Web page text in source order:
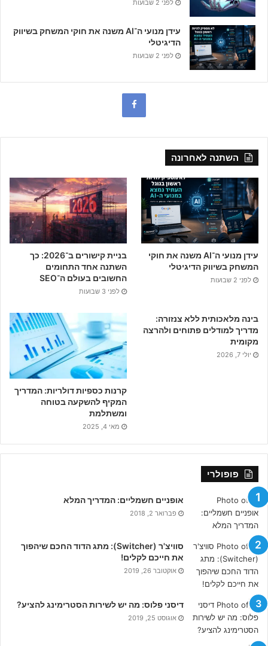
לפני 2 שבועות
עידן מנועי ה־AI משנה את חוקי המשחק בשיווק
הדיגיטלי
לפני 2 שבועות
b
o
o
k
השתנה לאחרונה
עידן מנועי ה־AI משנה את חוקי
המשחק בשיווק הדיגיטלי
לפני 2 שבועות
בניית קישורים ב־2026: כך
השתנה אחד התחומים
החשובים בעולם ה־SEO
לפני 3 שבועות
בינה מלאכותית ללא צנזורה:
מדריך למודלים פתוחים ולהרצה
מקומית
יולי 7, 2026
קרנות כספיות דולריות: המדריך
המקיף להשקעה בטוחה
ומשתלמת
מאי 4, 2025
פופולרי
אופניים חשמליים: המדריך המלא
פברואר 2, 2018
סוויצ'ר (Switcher): מתג הדוד החכם שיהפוך
את חייכם לקלים!
אוקטובר 26, 2019
דיסני פלוס: מה יש לשירות הסטרימינג להציע?
אוגוסט 25, 2019